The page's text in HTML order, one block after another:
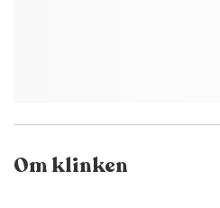
Om klinken